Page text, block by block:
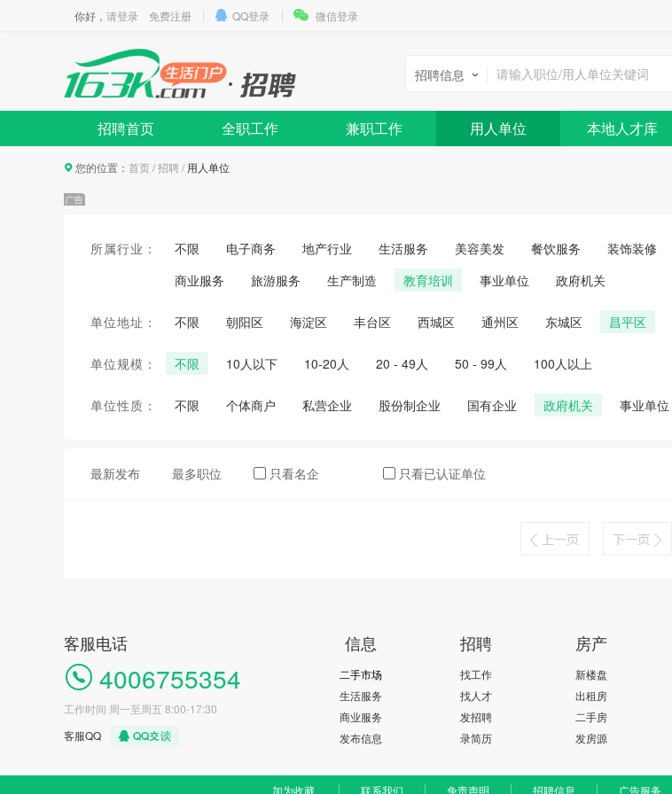
你好， 请登录 免费注册 QQ登录 微信登录
招聘信息
招聘首页 全职工作 兼职工作 用人单位 本地人才库
您的位置： 首页/招聘/ 用人单位
所属行业： 不限 电子商务 地产行业 生活服务 美容美发 餐饮服务 装饰装修
商业服务
旅游服务 生产制造 教育培训 事业单位 政府机关
单位地址： 不限 朝阳区 海淀区 丰台区 西城区 通州区 东城区 昌平区
单位规模： 不限 10人以下 10-20人 20 - 49人 50 - 99人 100人以上
单位性质： 不限 个体商户 私营企业 股份制企业 国有企业 政府机关 事业单位
最新发布 最多职位 只看名企 只看已认证单位
客服电话
4006755354
工作时间 周一至周五 8:00-17:30
客服QQ
信息
二手市场
生活服务
商业服务
发布信息
招聘
找工作
找人才
发招聘
录简历
房产
新楼盘
出租房
二手房
发房源
加为收藏 联系我们 免责声明 招聘信息 广告服务